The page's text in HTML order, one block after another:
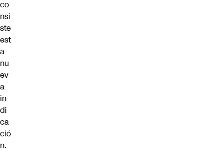
co
nsi
ste
est
a
nu
ev
a
in
di
ca
ció
n.